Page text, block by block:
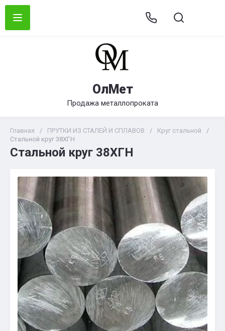
ОлМет
Продажа металлопроката
Главная / ПРУТКИ ИЗ СТАЛЕЙ И СПЛАВОВ / Круг стальной
/
Стальной круг 38ХГН
Стальной круг 38ХГН